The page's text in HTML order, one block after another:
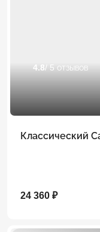
4.8/ 5 отзывов
Классический
24 360 ₽